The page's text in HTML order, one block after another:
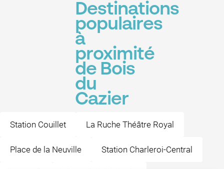
Destinations
populaires
à
proximité
de Bois
du
Cazier
Station Couillet La Ruche Théâtre Royal
Place de la Neuville Station Charleroi-Central